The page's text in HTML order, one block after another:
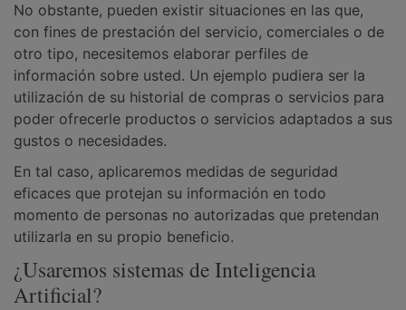
No obstante, pueden existir situaciones en las que,
con fines de prestación del servicio, comerciales o de
otro tipo, necesitemos elaborar perfiles de
información sobre usted. Un ejemplo pudiera ser la
utilización de su historial de compras o servicios para
poder ofrecerle productos o servicios adaptados a sus
gustos o necesidades.
En tal caso, aplicaremos medidas de seguridad
eficaces que protejan su información en todo
momento de personas no autorizadas que pretendan
utilizarla en su propio beneficio.
¿Usaremos sistemas de Inteligencia
Artificial?